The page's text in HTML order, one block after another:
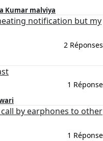
Kumar malviya
notification but my
2 Réponses
1 Réponse
by earphones to other
1 Réponse